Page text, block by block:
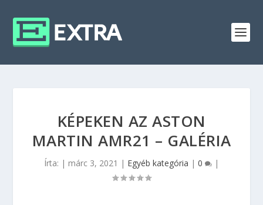
KÉPEKEN AZ ASTON
MARTIN AMR21 – GALÉRIA
Írta: | márc 3, 2021 | Egyéb kategória | 0 |